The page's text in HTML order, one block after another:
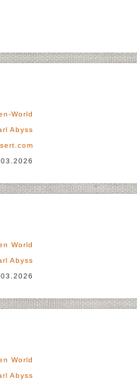
World
Abyss
World
Abyss
World
Abyss